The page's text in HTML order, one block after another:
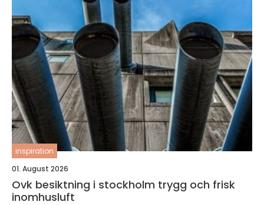
inspiration
01. August 2026
Ovk besiktning i stockholm trygg och frisk
inomhusluft